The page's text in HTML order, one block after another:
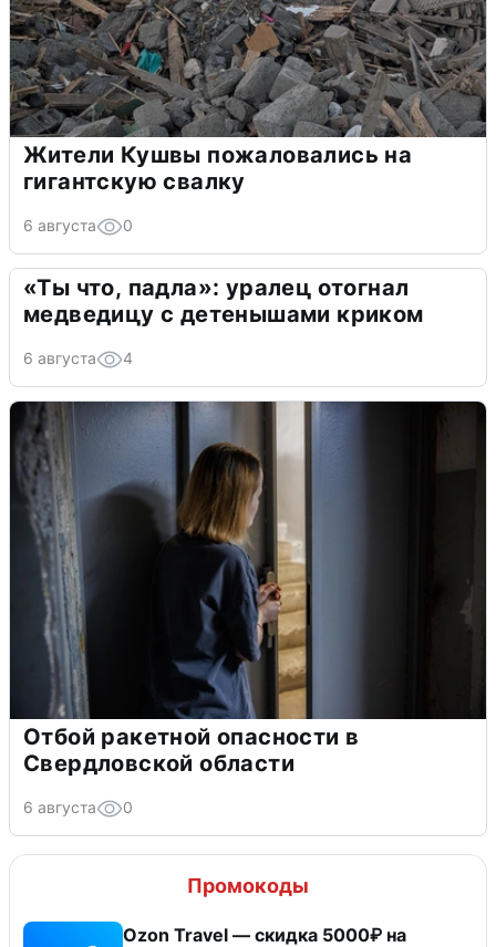
Жители Кушвы пожаловались на
гигантскую свалку
6 августа 0
«Ты что, падла»: уралец отогнал
медведицу с детенышами криком
6 августа 4
Отбой ракетной опасности в
Свердловской области
6 августа 0
Промокоды
Ozon Travel — скидка 5000₽ на